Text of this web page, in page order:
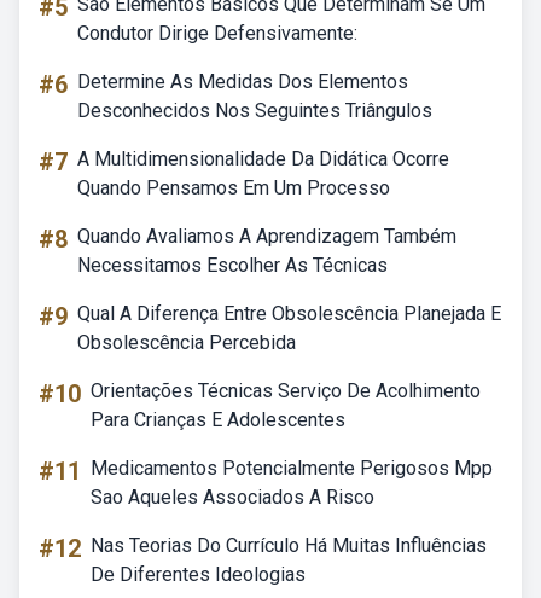
#5
Condutor Dirige Defensivamente:
#6 Determine As Medidas Dos Elementos
Desconhecidos Nos Seguintes Triângulos
#7 A Multidimensionalidade Da Didática Ocorre
Quando Pensamos Em Um Processo
#8 Quando Avaliamos A Aprendizagem Também
Necessitamos Escolher As Técnicas
#9 Qual A Diferença Entre Obsolescência Planejada E
Obsolescência Percebida
#10 Orientações Técnicas Serviço De Acolhimento
Para Crianças E Adolescentes
#11
Medicamentos Potencialmente Perigosos Mpp
Sao Aqueles Associados A Risco
#12 Nas Teorias Do Currículo Há Muitas Influências
De Diferentes Ideologias